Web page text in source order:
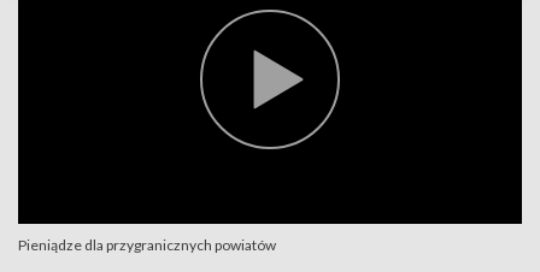
Pieniądze dla przygranicznych powiatów